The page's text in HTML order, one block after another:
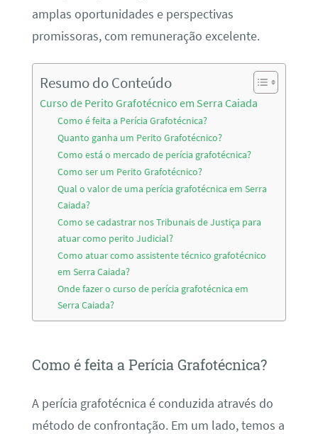
amplas oportunidades e perspectivas
promissoras, com remuneração excelente.
Resumo do Conteúdo
Curso de Perito Grafotécnico em Serra Caiada
Como é feita a Perícia Grafotécnica?
Quanto ganha um Perito Grafotécnico?
Como está o mercado de perícia grafotécnica?
Como ser um Perito Grafotécnico?
Qual o valor de uma perícia grafotécnica em Serra
Caiada?
Como se cadastrar nos Tribunais de Justiça para
atuar como perito Judicial?
Como atuar como assistente técnico grafotécnico
em Serra Caiada?
Onde fazer o curso de perícia grafotécnica em
Serra Caiada?
Como é feita a Perícia Grafotécnica?
A perícia grafotécnica é conduzida através do
método de confrontação. Em um lado, temos a